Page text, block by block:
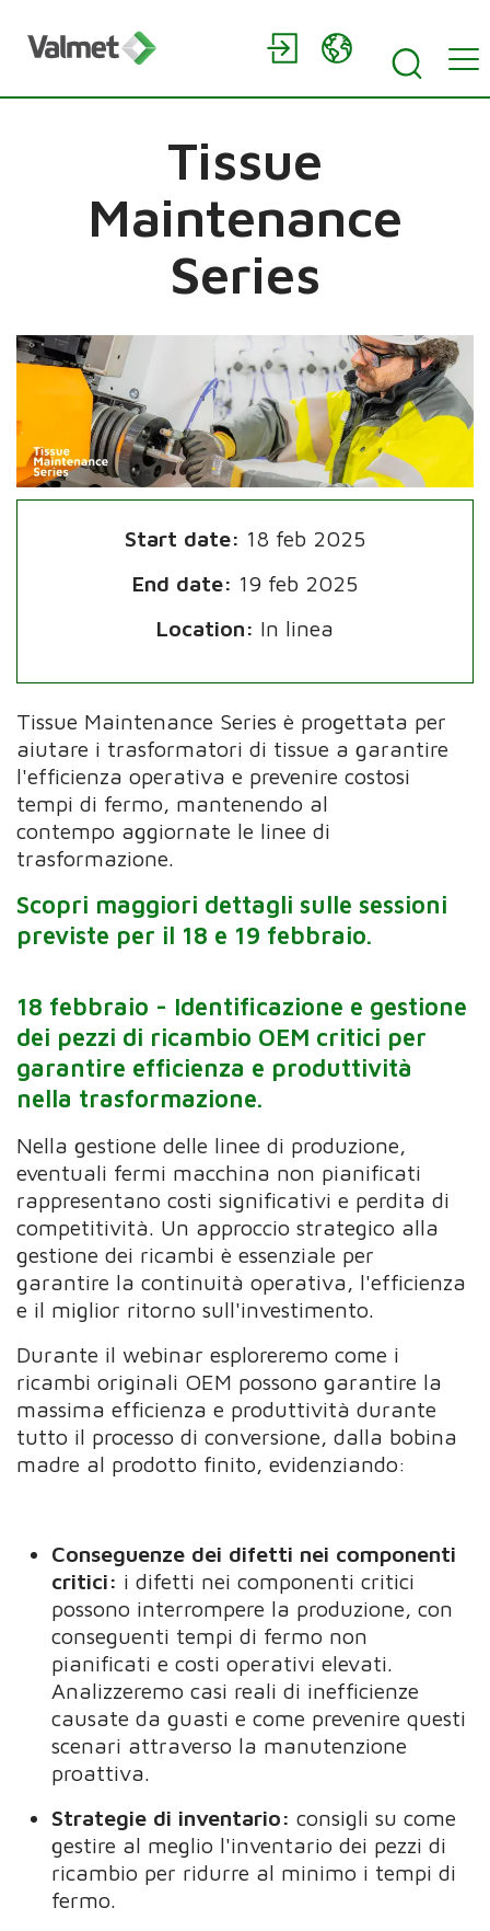
Tissue
Maintenance
Series
Start date: 18 feb 2025
End date: 19 feb 2025
Location: In linea
Tissue Maintenance Series è progettata per
aiutare i trasformatori di tissue agarantire
l'efficienza operativa e prevenire costosi
tempi di fermo, mantenendo al
contempo aggiornate le linee di
trasformazione.
Scopri maggiori dettagli sulle sessioni
previste per il 18 e 19 febbraio.
18 febbraio - Identificazione e gestione
dei pezzi di ricambio OEM critici per
garantire efficienza e produttività
nella trasformazione.
Nella gestione delle linee di produzione,
eventuali fermi macchina non pianificati
rappresentano costi significativi e perdita di
competitività. Un approccio strategico alla
gestione dei ricambi è essenziale per
garantire la continuità operativa, l'efficienza
e il miglior ritorno sull'investimento.
Durante il webinar esploreremo come i
ricambi originali OEM possono garantire la
massima efficienza e produttività durante
tutto il processo di conversione, dalla bobina
madre al prodotto finito, evidenziando:
Conseguenze dei difetti nei componenti
critici: i difetti nei componenti critici
possono interrompere la produzione, con
conseguenti tempi di fermo non
pianificati e costi operativi elevati.
Analizzeremo casi reali di inefficienze
causate da guasti e come prevenire questi
scenari attraverso la manutenzione
proattiva.
Strategie di inventario:consigli su come
gestire al meglio l'inventario dei pezzi di
ricambio per ridurre al minimo i tempi di
fermo.